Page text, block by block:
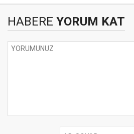
HABERE YORUM KAT